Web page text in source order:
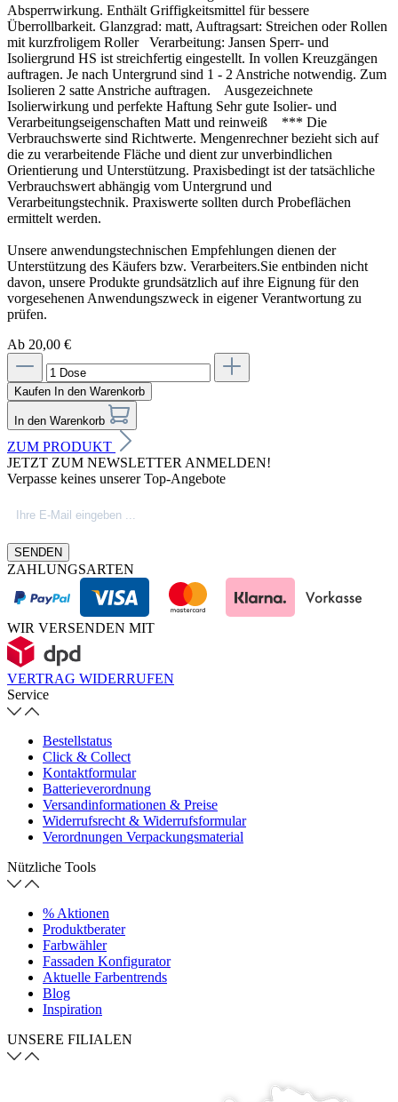
Absperrwirkung. Enthält Griffigkeitsmittel für bessere
Überrollbarkeit. Glanzgrad: matt, Auftragsart: Streichen oder Rollen
mit kurzfroligem Roller Verarbeitung: Jansen Sperr- und
Isoliergrund HS ist streichfertig eingestellt. In vollen Kreuzgängen
auftragen. Je nach Untergrund sind 1 - 2 Anstriche notwendig. Zum
Isolieren 2 satte Anstriche auftragen. Ausgezeichnete
Isolierwirkung und perfekte Haftung Sehr gute Isolier- und
Verarbeitungseigenschaften Matt und reinweiß *** Die
Verbrauchswerte sind Richtwerte. Mengenrechner bezieht sich auf
die zu verarbeitende Fläche und dient zur unverbindlichen
Orientierung und Unterstützung. Praxisbedingt ist der tatsächliche
Verbrauchswert abhängig vom Untergrund und
Verarbeitungstechnik. Praxiswerte sollten durch Probeflächen
ermittelt werden.
Unsere anwendungstechnischen Empfehlungen dienen der
Unterstützung des Käufers bzw. Verarbeiters.Sie entbinden nicht
davon, unsere Produkte grundsätzlich auf ihre Eignung für den
vorgesehenen Anwendungszweck in eigener Verantwortung zu
prüfen.
Ab 20,00 €
Kaufen In den Warenkorb
In den Warenkorb
ZUM PRODUKT
JETZT ZUM NEWSLETTER ANMELDEN!
Verpasse keines unserer Top-Angebote
SENDEN
ZAHLUNGSARTEN
WIR VERSENDEN MIT
VERTRAG WIDERRUFEN
Service
Bestellstatus
Click & Collect
Kontaktformular
Batterieverordnung
Versandinformationen & Preise
Widerrufsrecht & Widerrufsformular
Verordnungen Verpackungsmaterial
Nützliche Tools
% Aktionen
Produktberater
Farbwähler
Fassaden Konfigurator
Aktuelle Farbentrends
Blog
Inspiration
UNSERE FILIALEN